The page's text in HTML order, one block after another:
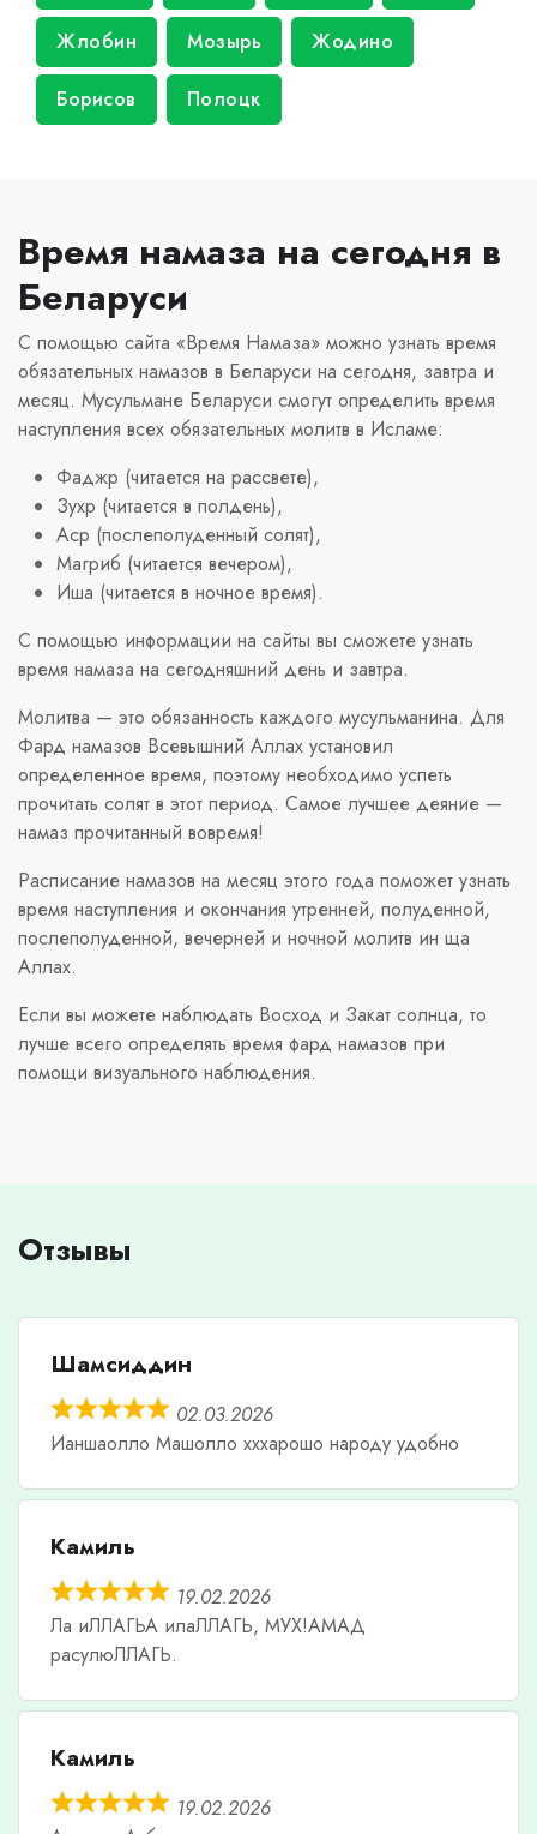
Жлобин Мозырь Жодино
Борисов Полоцк
Время намаза на сегодня в
Беларуси
С помощью сайта «Время Намаза» можно узнать время
обязательных намазов в Беларуси на сегодня, завтра и
месяц. Мусульмане Беларуси смогут определить время
наступления всех обязательных молитв в Исламе:
Фаджр (читается на рассвете),
Зухр (читается в полдень),
Аср (послеполуденный солят),
Магриб (читается вечером),
Иша (читается в ночное время).
С помощью информации на сайты вы сможете узнать
время намаза на сегодняшний день и завтра.
Молитва — это обязанность каждого мусульманина. Для
Фард намазов Всевышний Аллах установил
определенное время, поэтому необходимо успеть
прочитать солят в этот период. Самое лучшее деяние —
намаз прочитанный вовремя!
Расписание намазов на месяц этого года поможет узнать
время наступления и окончания утренней, полуденной,
послеполуденной, вечерней и ночной молитв ин ща
Аллах.
Если вы можете наблюдать Восход и Закат солнца, то
лучше всего определять время фард намазов при
помощи визуального наблюдения.
Отзывы
Шамсиддин
02.03.2026
Ианшаолло Машолло хххарошо народу удобно
Камиль
19.02.2026
Ла иЛЛАГЬА илаЛЛАГЬ, МУХ!АМАД
расулюЛЛАГЬ.
Камиль
19.02.2026